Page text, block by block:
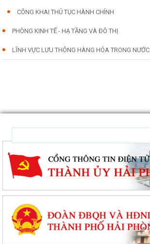
CÔNG KHAI THỦ TỤC HÀNH CHÍNH
PHÒNG KINH TẾ - HẠ TẦNG VÀ ĐÔ THỊ
LĨNH VỰC LƯU THÔNG HÀNG HÓA TRONG NƯỚC